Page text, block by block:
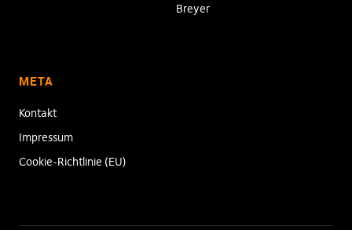
Breyer
META
Kontakt
Impressum
Cookie-Richtlinie (EU)